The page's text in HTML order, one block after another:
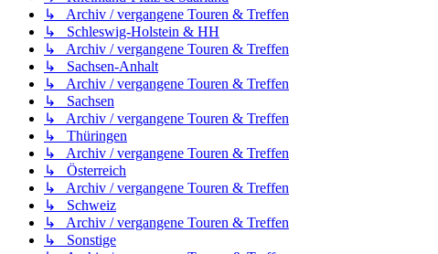
↳ Archiv / vergangene Touren & Treffen
↳ Schleswig-Holstein & HH
↳ Archiv / vergangene Touren & Treffen
↳ Sachsen-Anhalt
↳ Archiv / vergangene Touren & Treffen
↳ Sachsen
↳ Archiv / vergangene Touren & Treffen
↳ Thüringen
↳ Archiv / vergangene Touren & Treffen
↳ Österreich
↳ Archiv / vergangene Touren & Treffen
↳ Schweiz
↳ Archiv / vergangene Touren & Treffen
↳ Sonstige